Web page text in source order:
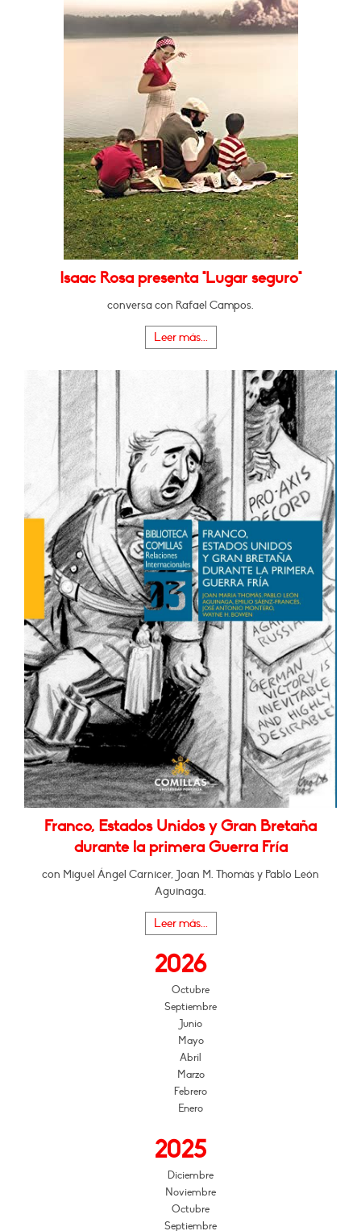
Isaac Rosa presenta "Lugar seguro"
conversa con Rafael Campos.
Leer más...
Franco, Estados Unidos y Gran Bretaña
durante la primera Guerra Fría
con Miguel Ángel Carnicer, Joan M. Thomàs y Pablo León
Aguinaga.
Leer más...
2026
Octubre
Septiembre
Junio
Mayo
Abril
Marzo
Febrero
Enero
2025
Diciembre
Noviembre
Octubre
Septiembre